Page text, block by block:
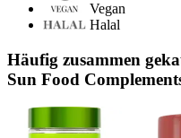
Vegan
Halal
Häufig zusammen
Sun Food